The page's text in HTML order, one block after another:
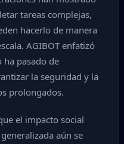
tareas complejas,
hacerlo de manera
AGIBOT enfatizó
ha pasado de
la seguridad y la
prolongados.
el impacto social
aún se